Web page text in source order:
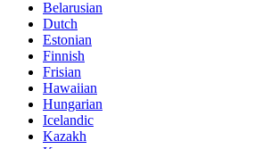
Belarusian
Dutch
Estonian
Finnish
Frisian
Hawaiian
Hungarian
Icelandic
Kazakh